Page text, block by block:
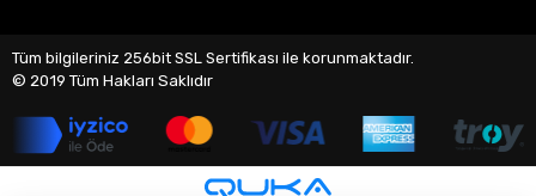
Tüm bilgileriniz 256bit SSL Sertifikası ile korunmaktadır.
© 2019 Tüm Hakları Saklıdır